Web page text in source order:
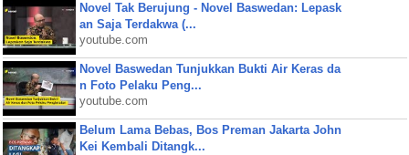
Novel Tak Berujung - Novel Baswedan: Lepask
an Saja Terdakwa (...
youtube.com
Novel Baswedan Tunjukkan Bukti Air Keras da
n Foto Pelaku Peng...
youtube.com
Belum Lama Bebas, Bos Preman Jakarta John
Kei Kembali Ditangk...